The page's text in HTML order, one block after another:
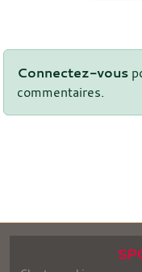
Connectez-vous
commentaires.